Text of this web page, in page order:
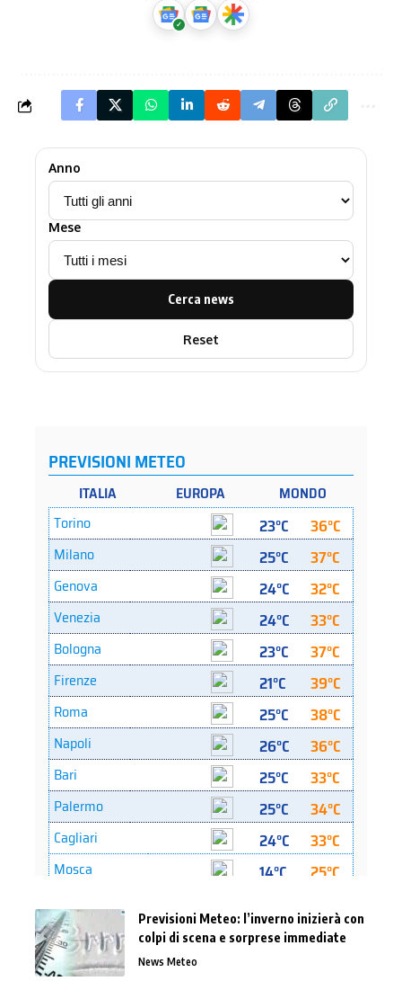
Anno
Mese
Cerca news
Reset
Previsioni Meteo: l’inverno inizierà con
colpi di scena e sorprese immediate
News Meteo